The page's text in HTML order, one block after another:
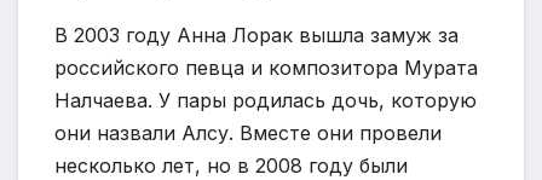
В 2003 году Анна Лорак вышла замуж за
российского певца и композитора Мурата
Налчаева. У пары родилась дочь, которую
они назвали Алсу. Вместе они провели
несколько лет, но в 2008 году были